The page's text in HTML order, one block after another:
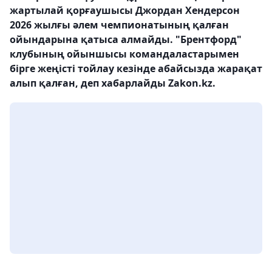
жартылай қорғаушысы Джордан Хендерсон
2026 жылғы әлем чемпионатының қалған
ойындарына қатыса алмайды. "Брентфорд"
клубының ойыншысы командаластарымен
бірге жеңісті тойлау кезінде абайсызда жарақат
алып қалған, деп хабарлайды Zakon.kz.